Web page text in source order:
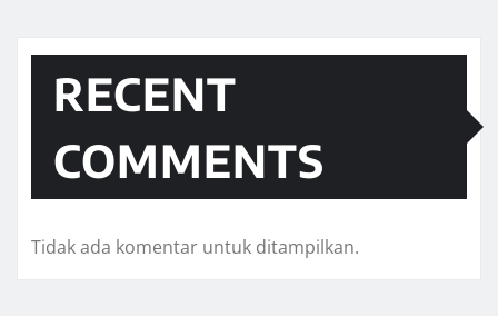
RECENT
COMMENTS
Tidak ada komentar untuk ditampilkan.